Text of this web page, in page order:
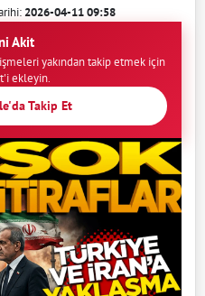
2026-04-11 09:58
Akit
yakından takip etmek için
ekleyin.
Takip Et